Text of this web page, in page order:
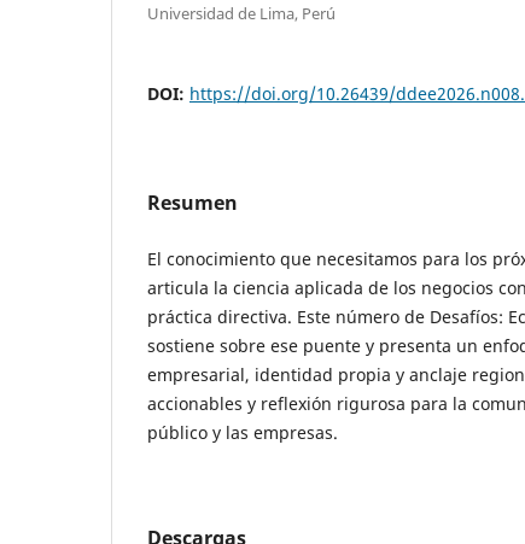
Universidad de Lima, Perú
DOI: https://doi.org/10.26439/
Resumen
El conocimiento que necesitamos para los
articula la ciencia aplicada de los negocios
práctica directiva. Este número de Desafíos:
sostiene sobre ese puente y presenta un
empresarial, identidad propia y anclaje
accionables y reflexión rigurosa para la
público y las empresas.
Descargas